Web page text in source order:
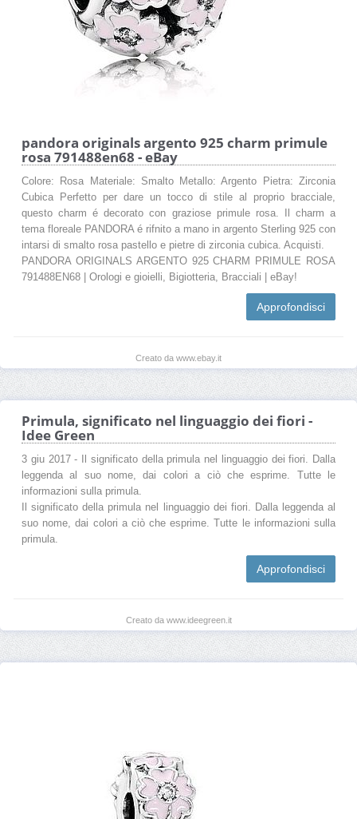
pandora originals argento 925 charm primule
rosa 791488en68 - eBay
Colore: Rosa Materiale: Smalto Metallo: Argento Pietra: Zirconia
Cubica Perfetto per dare un tocco di stile al proprio bracciale,
questo charm é decorato con graziose primule rosa. Il charm a
tema floreale PANDORA é rifnito a mano in argento Sterling 925 con
intarsi di smalto rosa pastello e pietre di zirconia cubica. Acquisti.
PANDORA ORIGINALS ARGENTO 925 CHARM PRIMULE ROSA
791488EN68 | Orologi e gioielli, Bigiotteria, Bracciali | eBay!
Approfondisci
Creato da www.ebay.it
Primula, significato nel linguaggio dei fiori -
Idee Green
3 giu 2017 - Il significato della primula nel linguaggio dei fiori. Dalla
leggenda al suo nome, dai colori a ciò che esprime. Tutte le
informazioni sulla primula.
Il significato della primula nel linguaggio dei fiori. Dalla leggenda al
suo nome, dai colori a ciò che esprime. Tutte le informazioni sulla
primula.
Approfondisci
Creato da www.ideegreen.it